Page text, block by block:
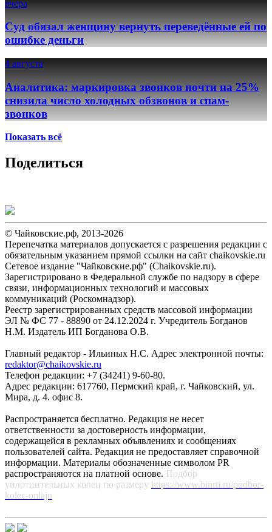
вчера
Суд обязал женщину вернуть переведённые ей по
ошибке деньги
4 августа
Аналитика: маркировка звонков почти на 25%
снизила число холодных обзвонов и спам-
звонков
Показать всё
Поделиться
© Чайковские.рф, 2013-2026
Перепечатка материалов допускается с разрешения редакции с
обязательным указанием прямой ссылки на сайт chaikovskie.ru
Сетевое издание "Чайковские.рф" (Chaikovskie.ru).
Зарегистрировано в Федеральной службе по надзору в сфере
связи, информационных технологий и массовых
коммуникаций (Роскомнадзор).
Реестр зарегистрированных средств массовой информации
ЭЛ № ФС 77 - 88890 от 24.12.2024 г. Учредитель Богданов
Н.М. Издатель ИП Богданова О.В.
Главный редактор - Ильиных Н.С. Адрес электронной почты:
redaktor@chaikovskie.ru
Телефон редакции: +7 (34241) 9-60-80.
Адрес редакции: 617760, Пермский край, г. Чайковский, ул.
Мира, д. 4. офис 8.
Распространяется бесплатно. Редакция не несет
ответственности за достоверность информации,
содержащейся в рекламных объявлениях и сообщениях
пользователей сайта. Редакция не предоставляет справочной
информации. Материалы обозначенные символом PR
распространяются на платной основе. Подбор
уплотнительных колец по размеру https://www.binrti.ru/podbor-
kolec-onlajn